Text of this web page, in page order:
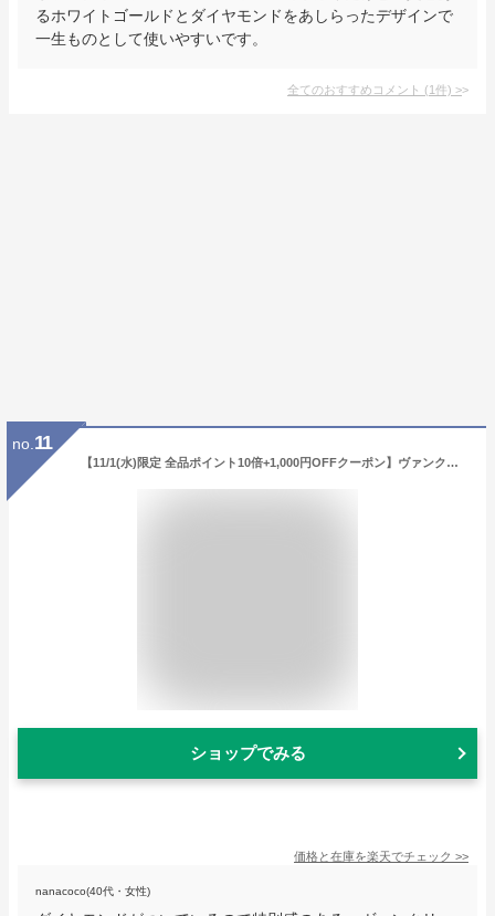
るホワイトゴールドとダイヤモンドをあしらったデザインで
一生ものとして使いやすいです。
全てのおすすめコメント (1件) >
no. 11
【11/1(水)限定 全品ポイント10倍+1,000円OFFクーポン】ヴァンクリーフ＆アーペル ヴィンテージ アルハンブラ ブレスレット ダイヤモンド シェル K18PG 5モチーフ 四つ葉 クローバー フラワー 植物 Van Cleef & Arpels | 18金 ゴージャス 豪華 高級【SH101798】
ショップでみる
価格と在庫を楽天でチェック >>
nanacoco(40代・女性)